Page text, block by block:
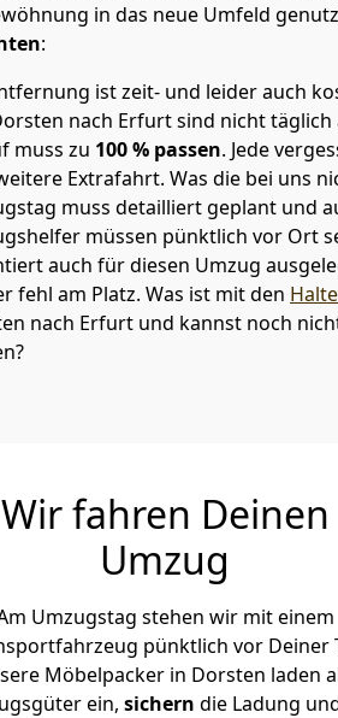
in das neue Umfeld
:
ist zeit- und leider auch
nach Erfurt sind nicht täglich
muss zu 100 % passen. Jede
Extrafahrt. Was die bei uns
muss detailliert geplant und
müssen pünktlich vor Ort
auch für diesen Umzug
fehl am Platz. Was ist mit den
nach Erfurt und kannst noch
Wir fahren Deinen
Umzug
Umzugstag stehen wir mit einem
pünktlich vor Deiner
Möbelpacker in Dorsten laden
ein, sichern die Ladung